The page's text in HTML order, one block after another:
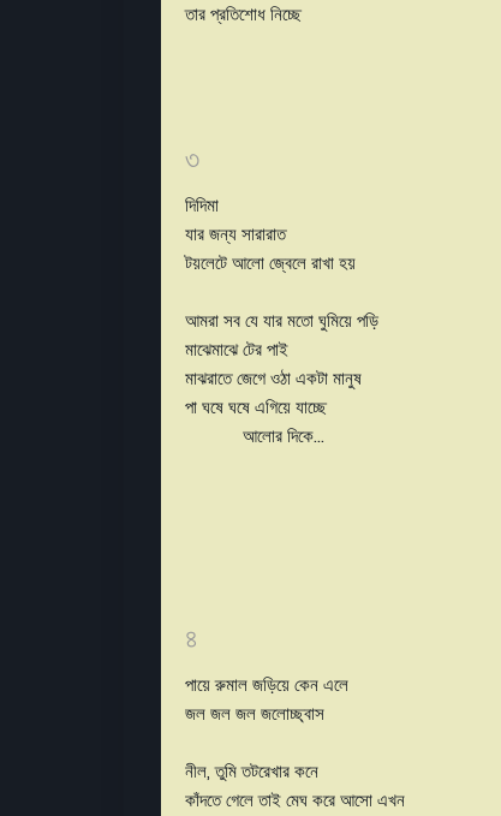
তার প্রতিশোধ নিচ্ছে
৩
দিদিমা
যার জন্য সারারাত
টয়লেটে আলো জ্বেলে রাখা হয়
আমরা সব যে যার মতো ঘুমিয়ে পড়ি
মাঝেমাঝে টের পাই
মাঝরাতে জেগে ওঠা একটা মানুষ
পা ঘষে ঘষে এগিয়ে যাচ্ছে
আলোর দিকে...
৪
পায়ে রুমাল জড়িয়ে কেন এলে
জল জল জল জলোচ্ছ্বাস
নীল, তুমি তটরেখার কনে
কাঁদতে গেলে তাই মেঘ করে আসো এখন